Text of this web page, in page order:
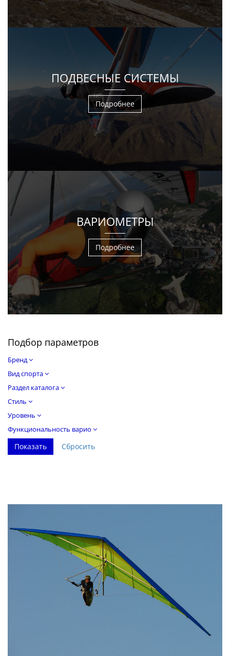
ПОДВЕСНЫЕ СИСТЕМЫ
Подробнее
ВАРИОМЕТРЫ
Подробнее
Подбор параметров
Бренд
Вид спорта
Раздел каталога
Стиль
Уровень
Функциональность варио